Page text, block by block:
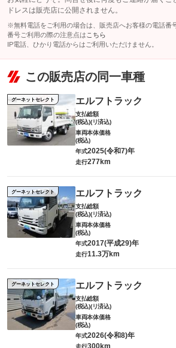
ドレスは販売店に公開されません。
※無料電話をご利用の場合は、販売店へお客様の電話番
番号ご利用の際の注意点は こちら
IP電話、ひかり電話からはご利用いただけません。
この販売店の同一車種
グーネットセレクト エルフトラック
支払総額
(税込)(リ済込)
車両本体価格
(税込)
年式2025(令和7)年
走行277km
グーネットセレクト エルフトラック
支払総額
(税込)(リ済込)
車両本体価格
(税込)
年式2017(平成29)年
走行11.3万km
グーネットセレクト エルフトラック
支払総額
(税込)(リ済込)
車両本体価格
(税込)
年式2026(令和8)年
走行300km